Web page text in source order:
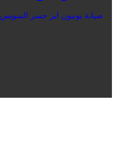
صيانة يونيون اير جسر السويس